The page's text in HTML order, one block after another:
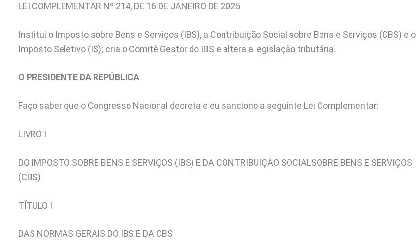
LEI COMPLEMENTAR Nº 214, DE 16 DE JANEIRO DE 2025
Institui o Imposto sobre Bens e Serviços (IBS), a Contribuição Social sobre Bens e Serviços (CBS) e o
Imposto Seletivo (IS); cria o Comitê Gestor do IBS e altera a legislação tributária.
O PRESIDENTE DA REPÚBLICA
Faço saber que o Congresso Nacional decreta e eu sanciono a seguinte Lei Complementar:
LIVRO I
DO IMPOSTO SOBRE BENS E SERVIÇOS (IBS) E DA CONTRIBUIÇÃO SOCIALSOBRE BENS E SERVIÇOS
(CBS)
TÍTULO I
DAS NORMAS GERAIS DO IBS E DA CBS